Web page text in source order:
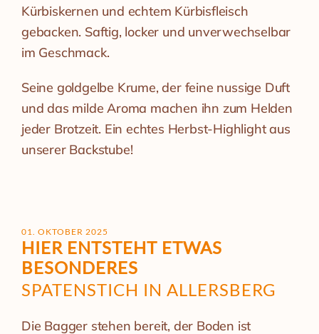
Kürbiskernen und echtem Kürbisfleisch
gebacken. Saftig, locker und unverwechselbar
im Geschmack.
Seine goldgelbe Krume, der feine nussige Duft
und das milde Aroma machen ihn zum Helden
jeder Brotzeit. Ein echtes Herbst-Highlight aus
unserer Backstube!
01. OKTOBER 2025
HIER ENTSTEHT ETWAS
BESONDERES
SPATENSTICH IN ALLERSBERG
Die Bagger stehen bereit, der Boden ist